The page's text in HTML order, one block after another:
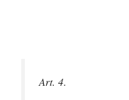
Art. 4.